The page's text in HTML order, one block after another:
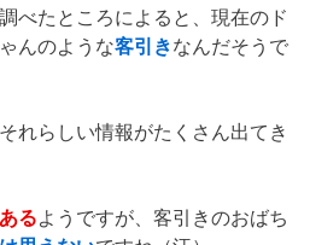
べたところによると、現在のド
んのような客引きなんだそうで
れらしい情報がたくさん出てき
るようですが、客引きのおばち